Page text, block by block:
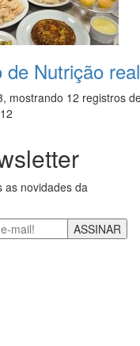
de Nutrição
mostrando 12 registros
as novidades da
ASSINAR